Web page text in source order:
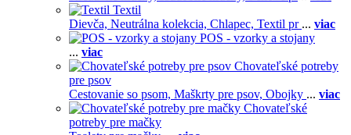
Textil
Dievča, Neutrálna kolekcia, Chlapec, Textil pr ... viac
POS - vzorky a stojany
... viac
Chovateľské potreby
pre psov
Cestovanie so psom, Maškrty pre psov, Obojky ... viac
Chovateľské
potreby pre mačky